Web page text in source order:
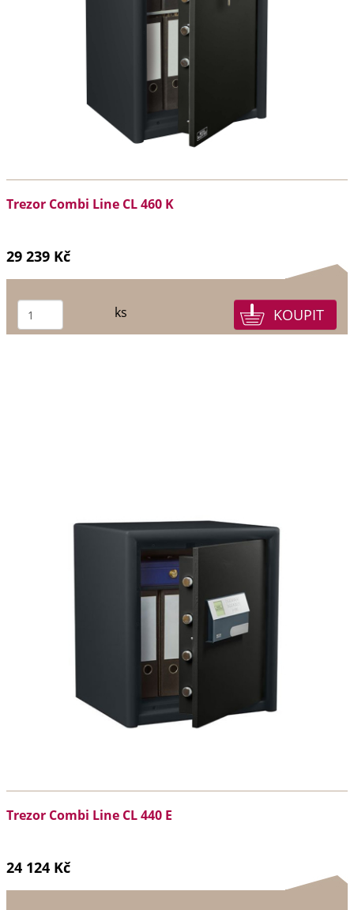
Trezor Combi Line CL 460 K
29 239 Kč
ks
Trezor Combi Line CL 440 E
24 124 Kč